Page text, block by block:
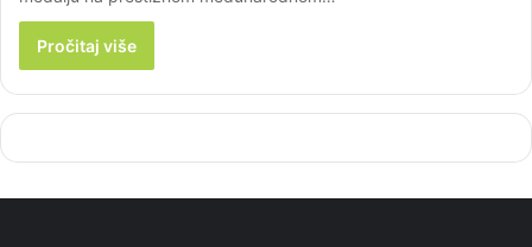
Pročitaj više